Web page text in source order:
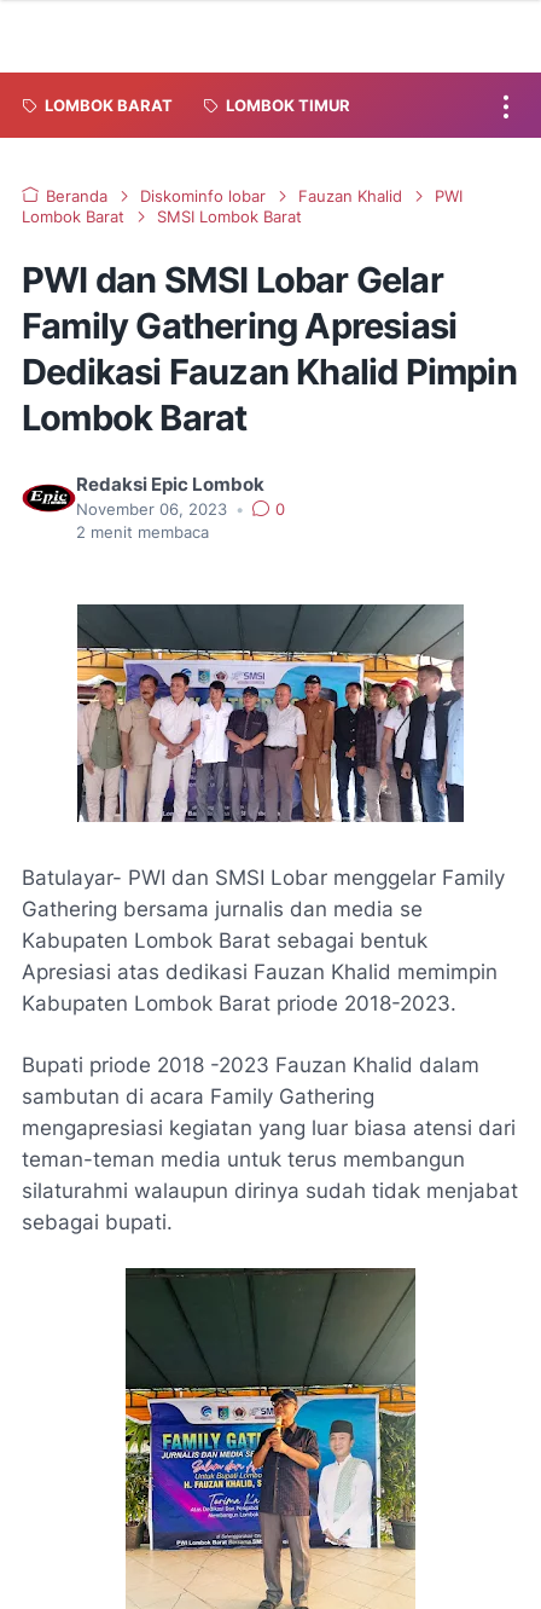
LOMBOK BARAT LOMBOK TIMUR
Beranda Diskominfo lobar Fauzan Khalid
PWI
Lombok Barat
SMSI Lombok Barat
PWI dan SMSI Lobar Gelar
Family Gathering Apresiasi
Dedikasi Fauzan Khalid Pimpin
Lombok Barat
Redaksi Epic Lombok
November 06, 2023 •
0
2 menit membaca
Batulayar- PWI dan SMSI Lobar menggelar Family
Gathering bersama jurnalis dan media se
Kabupaten Lombok Barat sebagai bentuk
Apresiasi atas dedikasi Fauzan Khalid memimpin
Kabupaten Lombok Barat priode 2018-2023.
Bupati priode 2018 -2023 Fauzan Khalid dalam
sambutan di acara Family Gathering
mengapresiasi kegiatan yang luar biasa atensi dari
teman-teman media untuk terus membangun
silaturahmi walaupun dirinya sudah tidak menjabat
sebagai bupati.